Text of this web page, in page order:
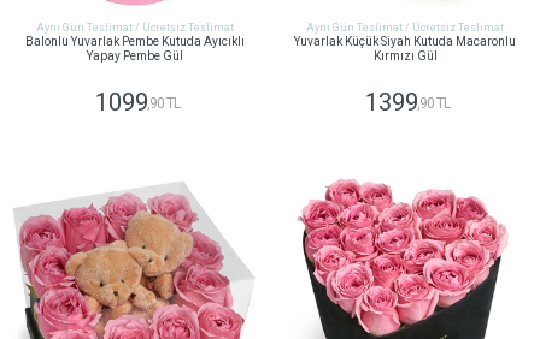
Aynı Gün Teslimat / Ücretsiz Teslimat
Balonlu Yuvarlak Pembe Kutuda Ayıcıklı
Yapay Pembe Gül
1099 ,90 TL
Aynı Gün Teslimat / Ücretsiz Teslimat
Yuvarlak Küçük Siyah Kutuda Macaronlu
Kırmızı Gül
1399 ,90 TL